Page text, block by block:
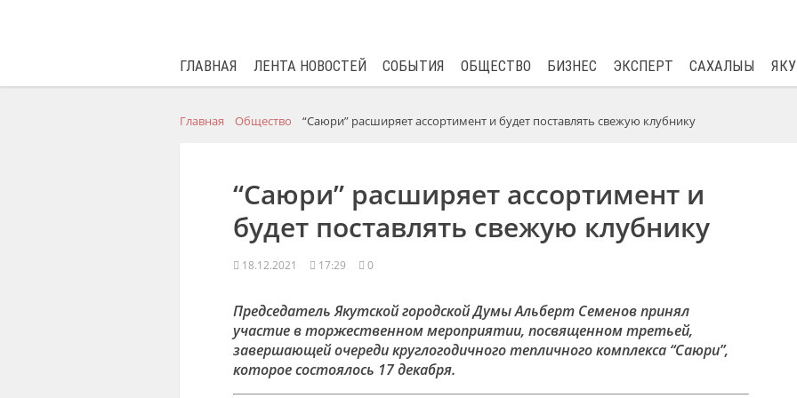
ГЛАВНАЯ ЛЕНТА НОВОСТЕЙ СОБЫТИЯ ОБЩЕСТВО БИЗНЕС ЭКСПЕРТ САХАЛЫЫ
Главная Общество “Саюри” расширяет ассортимент и будет поставлять свежую клубнику
“Саюри” расширяет ассортимент и
будет поставлять свежую клубнику
18.12.2021 17:29 0
Председатель Якутской городской Думы Альберт Семенов принял
участие в торжественном мероприятии, посвященном третьей,
завершающей очереди круглогодичного тепличного комплекса “Саюри”,
которое состоялось 17 декабря.